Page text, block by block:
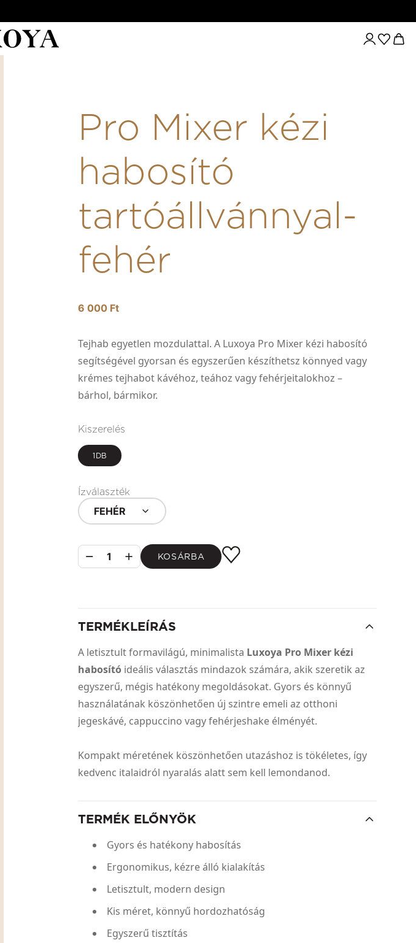
Pro Mixer kézi
habosító
tartóállvánnyal-
fehér
6 000 Ft
Tejhab egyetlen mozdulattal. A Luxoya Pro Mixer kézi habosító
segítségével gyorsan és egyszerűen készíthetsz könnyed vagy
krémes tejhabot kávéhoz, teához vagy fehérjeitalokhoz –
bárhol, bármikor.
Kiszerelés
1DB
Ízválaszték
FEHÉR
1 KOSÁRBA
TERMÉKLEÍRÁS
A letisztult formavilágú, minimalista Luxoya Pro Mixer kézi
habosító ideális választás mindazok számára, akik szeretik az
egyszerű, mégis hatékony megoldásokat. Gyors és könnyű
használatának köszönhetően új szintre emeli az otthoni
jegeskávé, cappuccino vagy fehérjeshake élményét.
Kompakt méretének köszönhetően utazáshoz is tökéletes, így
kedvenc italaidról nyaralás alatt sem kell lemondanod.
TERMÉK ELŐNYÖK
Gyors és hatékony habosítás
Ergonomikus, kézre álló kialakítás
Letisztult, modern design
Kis méret, könnyű hordozhatóság
Egyszerű tisztítás